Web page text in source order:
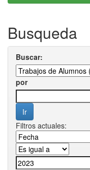
Busqueda
Buscar:
por
Filtros actuales: